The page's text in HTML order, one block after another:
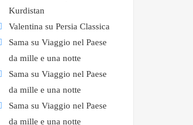
Kurdistan
Valentina su Persia Classica
Sama su Viaggio nel Paese
da mille e una notte
Sama su Viaggio nel Paese
da mille e una notte
Sama su Viaggio nel Paese
da mille e una notte